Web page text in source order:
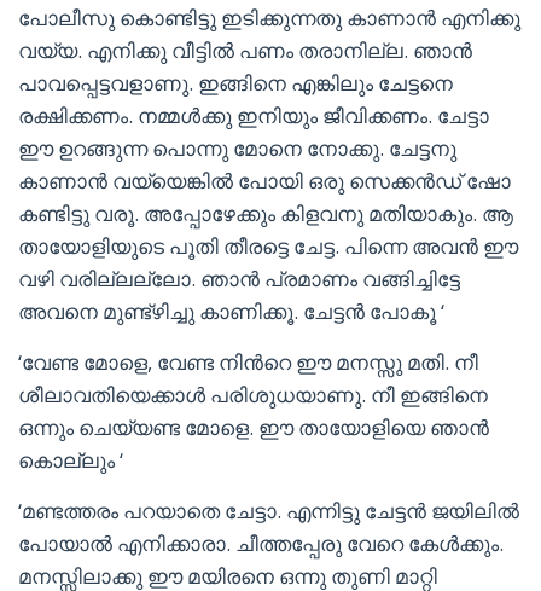
പോലീസു കൊണ്ടിട്ടു ഇടിക്കുന്നതു കാണാന്‍ എനിക്കു
വയ്യ. എനിക്കു വീട്ടില്‍ പണം തരാനില്ല. ഞാന്‍
പാവപ്പെട്ടവളാണു. ഇങ്ങിനെ എങ്കിലും ചേട്ടനെ
രക്ഷിക്കണം. നമ്മള്‍ക്കു ഇനിയും ജീവിക്കണം. ചേട്ടാ
ഈ ഉറങ്ങുന്ന പൊന്നു മോനെ നോക്കു. ചേട്ടനു
കാണാന്‍ വയ്യെങ്കില്‍ പോയി ഒരു സെക്കന്‍ഡ് ഷോ
കണ്ടിട്ടു വരൂ. അപ്പോഴേക്കും കിളവനു മതിയാകും. ആ
തായോളിയുടെ പൂതി തീരട്ടെ ചേട്ട. പിന്നെ അവന്‍ ഈ
വഴി വരില്ലല്ലോ. ഞാന്‍ പ്രമാണം വങ്ങിച്ചിട്ടേ
അവനെ മുണ്ട്ഴിച്ചു കാണിക്കൂ. ചേട്ടന്‍ പോകൂ ‘
‘വേണ്ട മോളെ, വേണ്ട നിന്‍റെ ഈ മനസ്സു മതി. നീ
ശീലാവതിയെക്കാള്‍ പരിശുധയാണു. നീ ഇങ്ങിനെ
ഒന്നും ചെയ്യണ്ട മോളെ. ഈ തായോളിയെ ഞാന്‍
കൊല്ലും ‘
‘മണ്ടത്തരം പറയാതെ ചേട്ടാ. എന്നിട്ടു ചേട്ടന്‍ ജയിലില്‍
പോയാല്‍ എനിക്കാരാ. ചീത്തപ്പേരു വേറെ കേള്‍ക്കും.
മനസ്സിലാക്കു ഈ മയിരനെ ഒന്നു തുണി മാറ്റി